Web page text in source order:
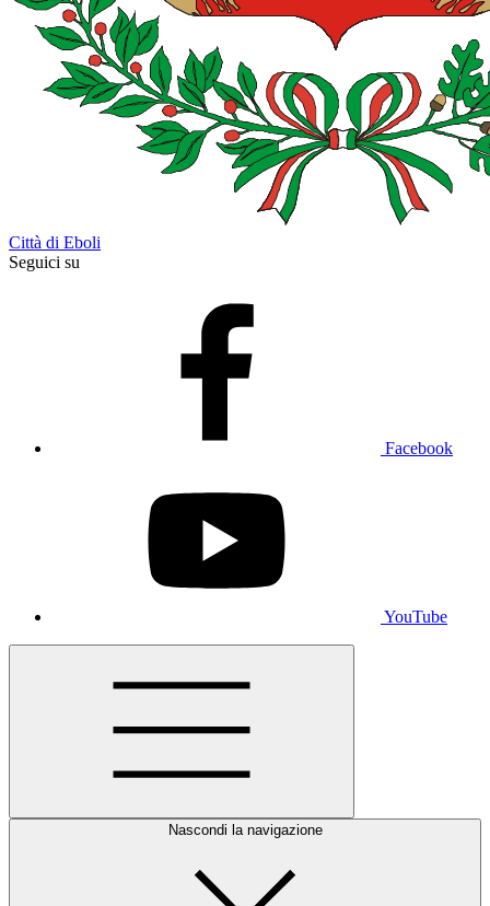
Città di Eboli
Seguici su
Facebook
YouTube
Nascondi la navigazione